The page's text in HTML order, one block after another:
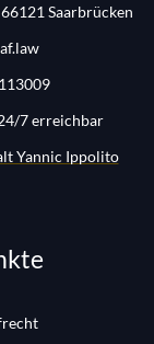
Saarbrücken
7 erreichbar
Yannic Ippolito